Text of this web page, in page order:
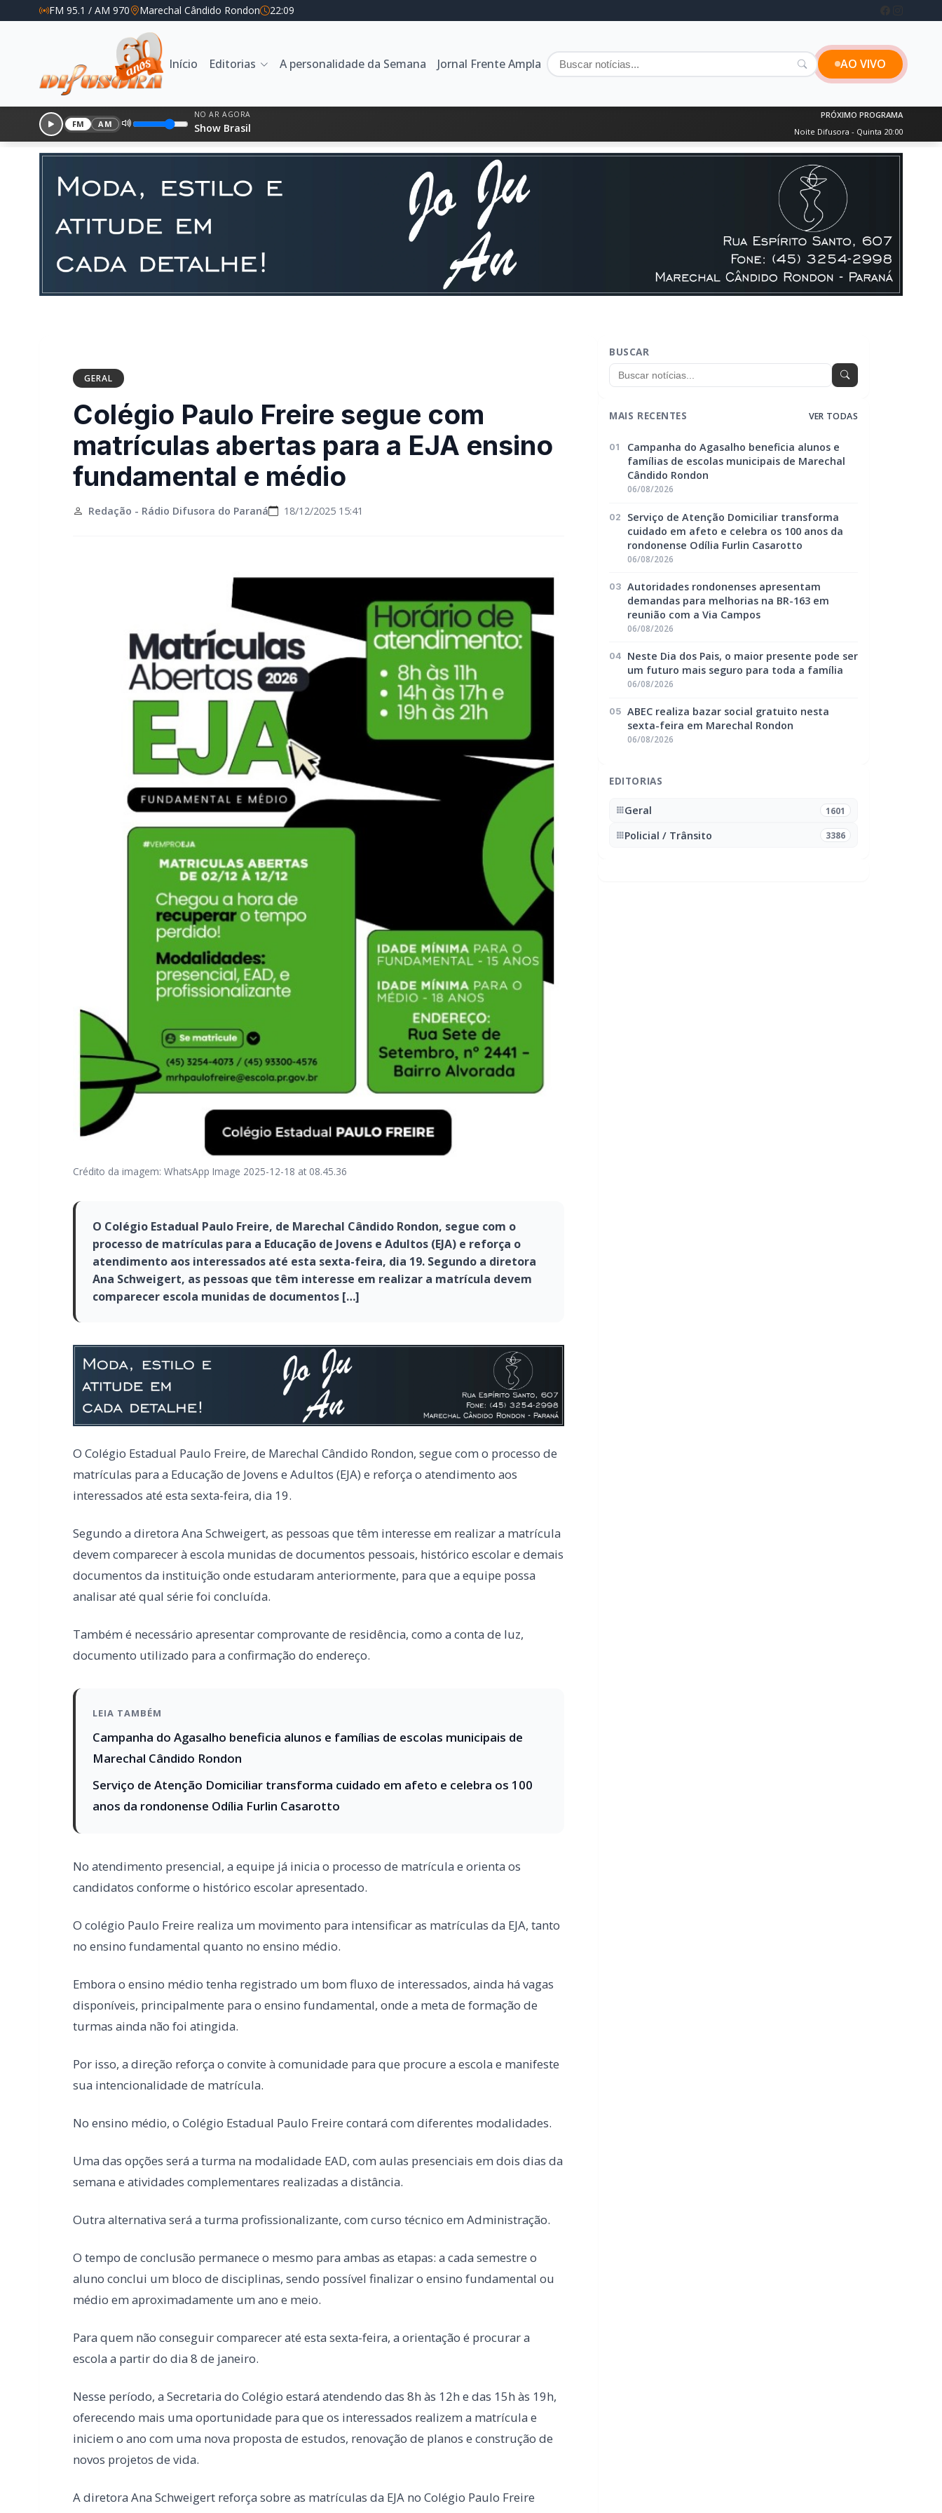
FM 95.1 / AM 970 Marechal Cândido Rondon 22:09
Início Editorias A personalidade da Semana Jornal Frente Ampla AO VIVO
FM AM
NO AR AGORA
Show Brasil
PRÓXIMO PROGRAMA
Noite Difusora - Quinta 20:00
GERAL
Colégio Paulo Freire segue com
matrículas abertas para a EJA ensino
fundamental e médio
Redação - Rádio Difusora do Paraná 18/12/2025 15:41
Crédito da imagem: WhatsApp Image 2025-12-18 at 08.45.36
O Colégio Estadual Paulo Freire, de Marechal Cândido Rondon, segue com o
processo de matrículas para a Educação de Jovens e Adultos (EJA) e reforça o
atendimento aos interessados até esta sexta-feira, dia 19. Segundo a diretora
Ana Schweigert, as pessoas que têm interesse em realizar a matrícula devem
comparecer escola munidas de documentos […]
O Colégio Estadual Paulo Freire, de Marechal Cândido Rondon, segue com o processo de
matrículas para a Educação de Jovens e Adultos (EJA) e reforça o atendimento aos
interessados até esta sexta-feira, dia 19.
devem comparecer à escola munidas de documentos pessoais, histórico escolar e demais
documentos da instituição onde estudaram anteriormente, para que a equipe possa
analisar até qual série foi concluída.
Também é necessário apresentar comprovante de residência, como a conta de luz,
documento utilizado para a confirmação do endereço.
Campanha do Agasalho beneficia alunos e famílias de escolas municipais de
Marechal Cândido Rondon
anos da rondonense Odília Furlin Casarotto
No atendimento presencial, a equipe já inicia o processo de matrícula e orienta os
candidatos conforme o histórico escolar apresentado.
O colégio Paulo Freire realiza um movimento para intensificar as matrículas da EJA, tanto
Embora o ensino médio tenha registrado um bom fluxo de interessados, ainda há vagas
turmas ainda não foi atingida.
sua intencionalidade de matrícula.
No ensino médio, o Colégio Estadual Paulo Freire contará com diferentes modalidades.
Uma das opções será a turma na modalidade EAD, com aulas presenciais em dois dias da
semana e atividades complementares realizadas a distância.
Outra alternativa será a turma profissionalizante, com curso técnico em Administração.
O tempo de conclusão permanece o mesmo para ambas as etapas: a cada semestre o
aluno conclui um bloco de disciplinas, sendo possível finalizar o ensino fundamental ou
escola a partir do dia 8 de janeiro.
Nesse período, a Secretaria do Colégio estará atendendo das 8h às 12h e das 15h às 19h,
iniciem o ano com uma nova proposta de estudos, renovação de planos e construção de
novos projetos de vida.
A diretora Ana Schweigert reforça sobre as matrículas da EJA no Colégio Paulo Freire
BUSCAR
MAIS RECENTES VER TODAS
01
Campanha do Agasalho beneficia alunos e
famílias de escolas municipais de Marechal
Cândido Rondon
06/08/2026
02
Serviço de Atenção Domiciliar transforma
cuidado em afeto e celebra os 100 anos da
rondonense Odília Furlin Casarotto
06/08/2026
03 Autoridades rondonenses apresentam
demandas para melhorias na BR-163 em
reunião com a Via Campos
06/08/2026
04
Neste Dia dos Pais, o maior presente pode ser
um futuro mais seguro para toda a família
06/08/2026
05 ABEC realiza bazar social gratuito nesta
sexta-feira em Marechal Rondon
06/08/2026
EDITORIAS
Geral 1601
Policial / Trânsito 3386